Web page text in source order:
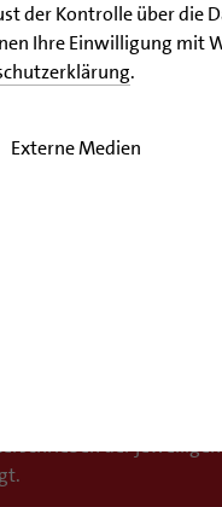
der Kontrolle über die
Ihre Einwilligung
.
Externe Medien
und
als Anlage zu der
das
Kirchengemeinde,
der